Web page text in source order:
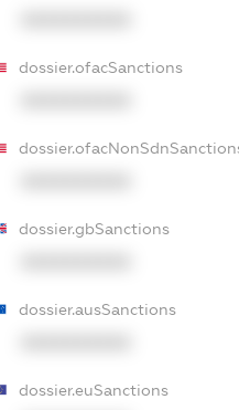
dossier.ofacSanctions
dossier.gbSanctions
dossier.ausSanctions
dossier.euSanctions